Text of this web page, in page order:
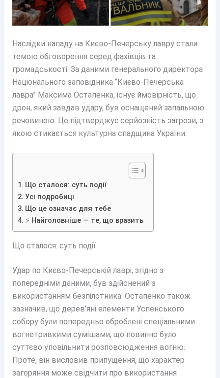
Наслідки нападу на Києво-Печерську лавру стали
темою обговорення серед фахівців та
громадськості. За даними генерального директора
Національного заповідника “Києво-Печерська
лавра” Максима Остапенка, існує ймовірність, що
дрон, який завдав удару, був оснащений запальною
речовиною. Це підтверджує серйозність загрози, з
якою стикається культурна спадщина України.
Що сталося: суть події
Усі подробиці
Що це означає для тебе
⚡ Найголовніше — те, що вразить
Що сталося: суть події
Удар по Києво-Печерській лаврі, згідно з
попередніми даними, був здійснений з
використанням безпілотника. Остапенко також
зазначив, що дерев’яні елементи Успенського
собору були попередньо оброблені спеціальними
вогнетривкими сумішами, що повинно було
суттєво уповільнити розповсюдження вогню.
Проте, він висловив припущення, що характер
загоряння може свідчити про використання